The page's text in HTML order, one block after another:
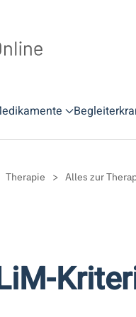
Therapie Alles zur